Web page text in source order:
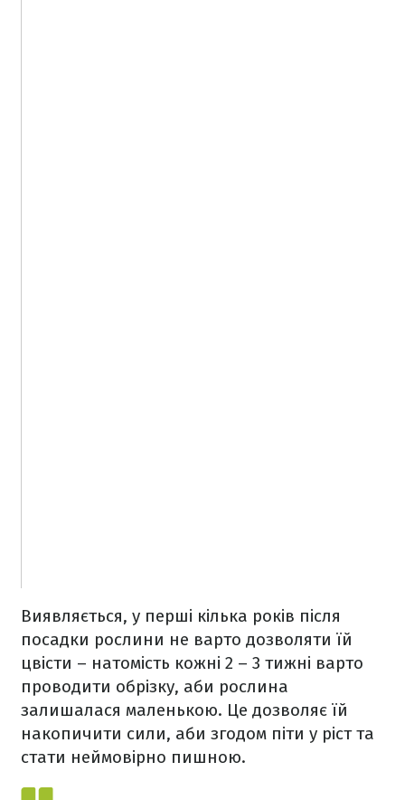
Виявляється, у перші кілька років після
посадки рослини не варто дозволяти їй
цвісти – натомість кожні 2 – 3 тижні варто
проводити обрізку, аби рослина
залишалася маленькою. Це дозволяє їй
накопичити сили, аби згодом піти у ріст та
стати неймовірно пишною.